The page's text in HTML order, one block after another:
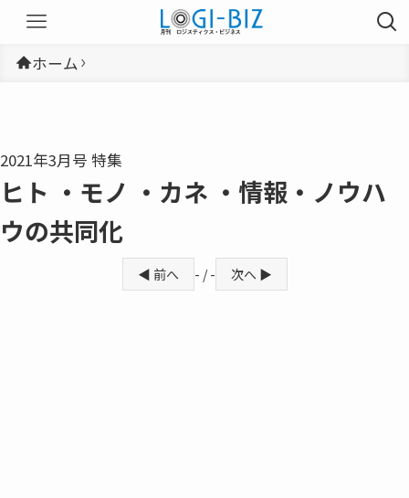
ホーム
2021年3月号 特集
ヒト ・モノ ・カネ ・情報・ノウハ
ウの共同化
◀ 前へ - / - 次へ ▶